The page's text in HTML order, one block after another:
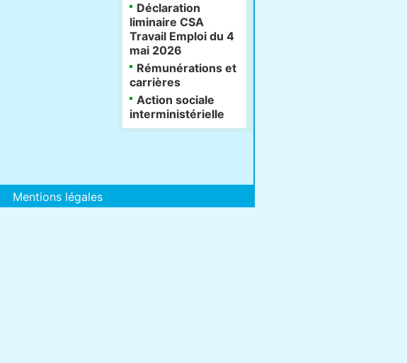
Déclaration
liminaire CSA
Travail Emploi du 4
mai 2026
Rémunérations et
carrières
Action sociale
interministérielle
Mentions légales